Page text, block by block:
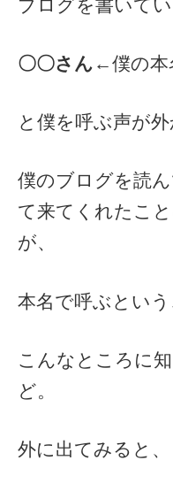
ブログを書いてい
〇〇さん ←僕の本
と僕を呼ぶ声が
僕のブログを読
て来てくれたこ
が、
本名で呼ぶという
こんなところに
ど。
外に出てみると、